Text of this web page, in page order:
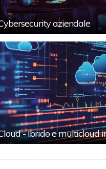
aziendale
- Ibrido e multicloud